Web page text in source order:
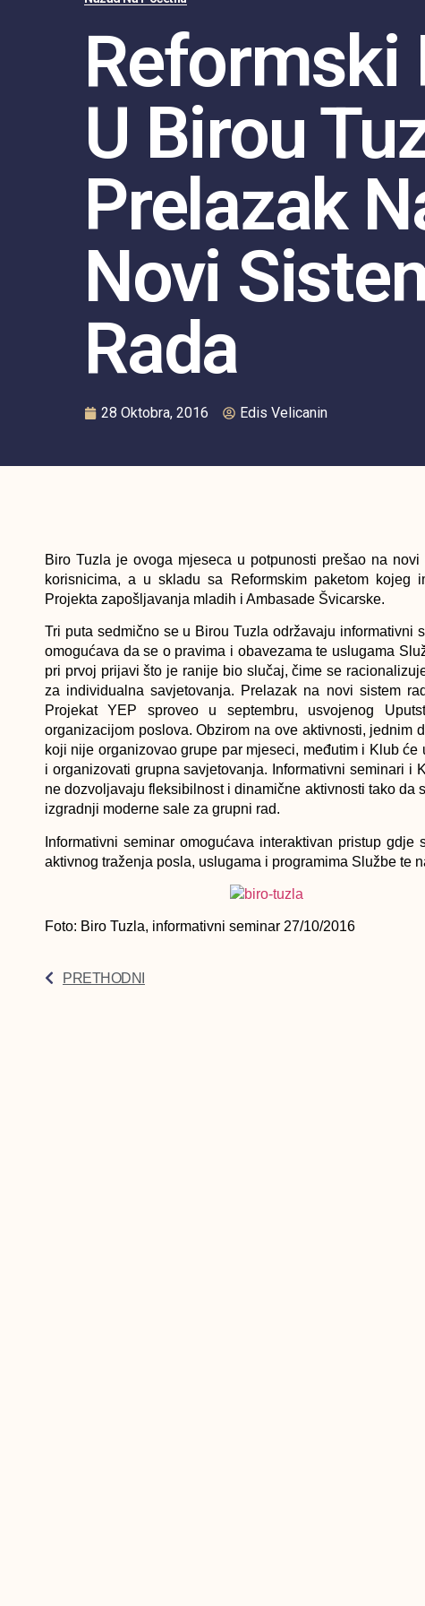
Reformski
U Birou
Prelazak
Novi
Rada
28 Oktobra, 2016 Edis Velicanin
Biro Tuzla je ovoga mjeseca u potpunosti prešao na
korisnicima, a u skladu sa Reformskim paketom kojeg
Projekta zapošljavanja mladih i Ambasade Švicarske.
Tri puta sedmično se u Birou Tuzla održavaju informativni
omogućava da se o pravima i obavezama te uslugama
pri prvoj prijavi što je ranije bio slučaj, čime se
za individualna savjetovanja. Prelazak na novi sistem
Projekat YEP sproveo u septembru, usvojenog
organizacijom poslova. Obzirom na ove aktivnosti, jednim
koji nije organizovao grupe par mjeseci, međutim i Klub
i organizovati grupna savjetovanja. Informativni seminari i
ne dozvoljavaju fleksibilnost i dinamične aktivnosti tako
izgradnji moderne sale za grupni rad.
Informativni seminar omogućava interaktivan pristup
aktivnog traženja posla, uslugama i programima Službe te
Foto: Biro Tuzla, informativni seminar 27/10/2016
PRETHODNI